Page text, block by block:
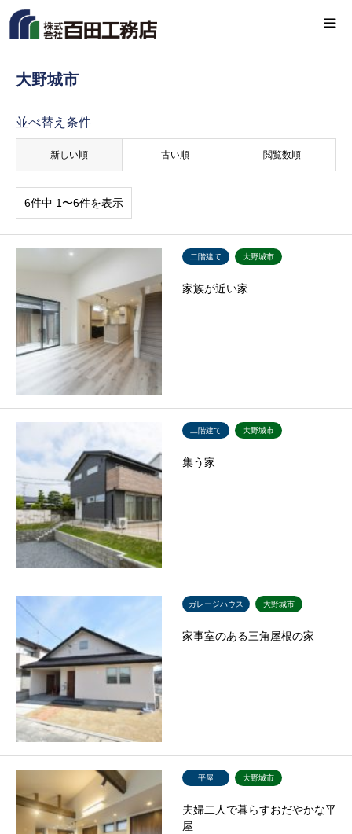
大野城市
並べ替え条件
新しい順 古い順 閲覧数順
6件中 1〜6件を表示
二階建て 大野城市
家族が近い家
二階建て 大野城市
集う家
ガレージハウス 大野城市
家事室のある三角屋根の家
平屋 大野城市
夫婦二人で暮らすおだやかな平
屋